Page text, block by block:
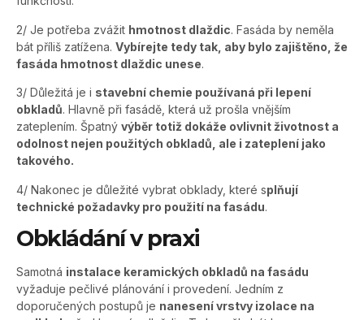
2/ Je potřeba zvážit hmotnost dlaždic. Fasáda by neměla
bát příliš zatížena. Vybírejte tedy tak, aby bylo zajištěno, že
fasáda hmotnost dlaždic unese.
3/ Důležitá je i stavební chemie používaná při lepení
obkladů. Hlavně při fasádě, která už prošla vnějším
zateplením. Špatný výběr totiž dokáže ovlivnit životnost a
odolnost nejen použitých obkladů, ale i zateplení jako
takového.
4/ Nakonec je důležité vybrat obklady, které splňují
technické požadavky pro použití na fasádu.
Obkládání v praxi
Samotná instalace keramických obkladů na fasádu
vyžaduje pečlivé plánování i provedení. Jedním z
doporučených postupů je nanesení vrstvy izolace na